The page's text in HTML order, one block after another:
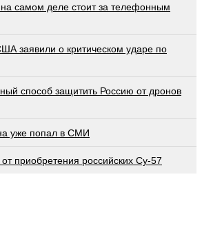
самом деле стоит за телефонным
заявили о критическом ударе по
способ защитить Россию от дронов
уже попал в СМИ
приобретения российских Су-57